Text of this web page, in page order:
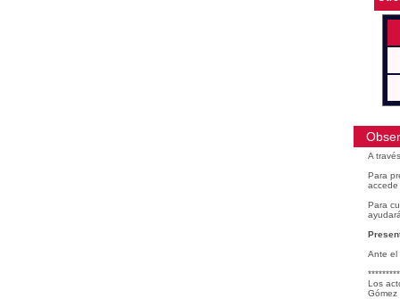
A
Para
accede
Para
Ante el
Los
Gómez